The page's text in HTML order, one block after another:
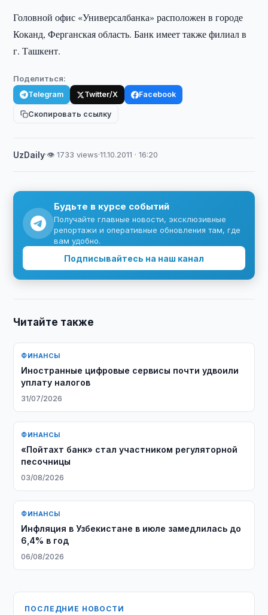
Головной офис «Универсалбанка» расположен в городе
Коканд, Ферганская область. Банк имеет также филиал в
г. Ташкент.
Поделиться:
Telegram Twitter/X Facebook
Скопировать ссылку
UzDaily·👁 1733 views·11.10.2011 · 16:20
Будьте в курсе событий
Получайте главные новости, эксклюзивные
репортажи и оперативные обновления там, где
вам удобно.
Подписывайтесь на наш канал
Читайте также
ФИНАНСЫ
Иностранные цифровые сервисы почти удвоили
уплату налогов
31/07/2026
ФИНАНСЫ
«Пойтахт банк» стал участником регуляторной
песочницы
03/08/2026
ФИНАНСЫ
Инфляция в Узбекистане в июле замедлилась до
6,4% в год
06/08/2026
ПОСЛЕДНИЕ НОВОСТИ